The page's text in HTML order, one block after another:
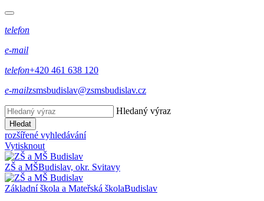
telefon
e-mail
telefon+420 461 638 120
e-mailzsmsbudislav@zsmsbudislav.cz
Hledaný výraz
Hledat
rozšířené vyhledávání
Vytisknout
ZŠ a MŠBudislav, okr. Svitavy
Základní škola a Mateřská školaBudislav